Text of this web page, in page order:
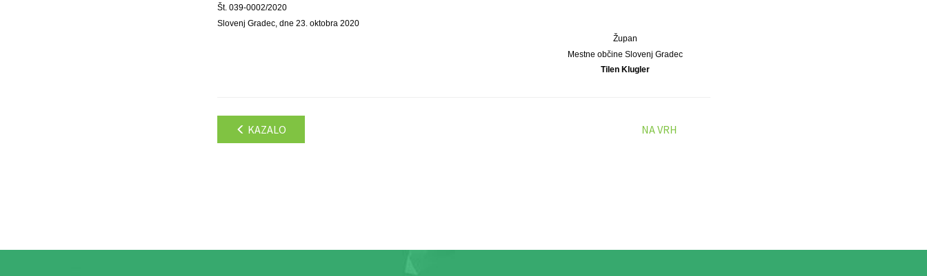
Št. 039-0002/2020
Slovenj Gradec, dne 23. oktobra 2020
Župan
Mestne občine Slovenj Gradec
Tilen Klugler
KAZALO NA VRH